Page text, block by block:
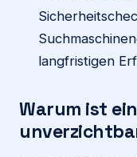
langfristigen
Warum ist